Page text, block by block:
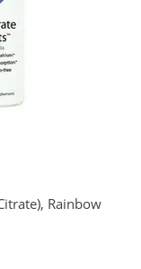
Rainbow